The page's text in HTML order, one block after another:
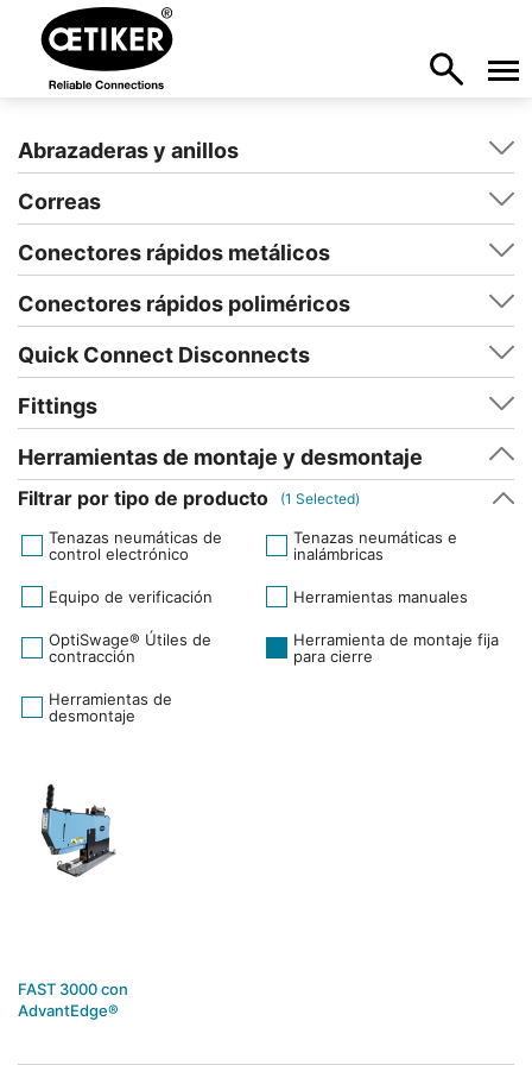
Abrazaderas y anillos
Correas
Conectores rápidos metálicos
Conectores rápidos poliméricos
Quick Connect Disconnects
Fittings
Herramientas de montaje y desmontaje
Filtrar por tipo de producto (1 Selected)
Tenazas neumáticas de
control electrónico
Tenazas neumáticas e
inalámbricas
Equipo de verificación Herramientas manuales
OptiSwage® Útiles de
contracción
Herramienta de montaje fija
para cierre
Herramientas de
desmontaje
FAST 3000 con
AdvantEdge®